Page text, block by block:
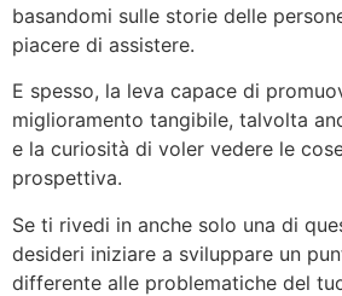
basandomi sulle storie delle
piacere di assistere.
E spesso, la leva capace di
miglioramento tangibile, talvolta
e la curiosità di voler vedere le
prospettiva.
Se ti rivedi in anche solo una di
desideri iniziare a sviluppare un
differente alle problematiche del